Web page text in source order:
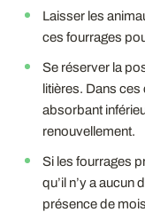
Laisser les
ces fourrages
Se réserver la
litières. Dans
absorbant
renouvellement.
Si les fourrages
qu’il n’y a aucun
présence de